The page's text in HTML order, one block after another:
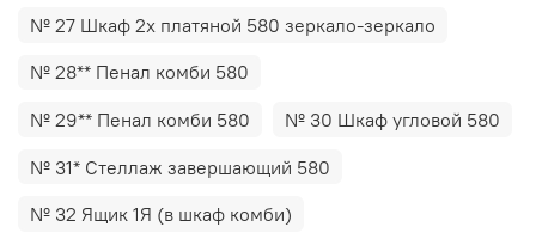
№ 27 Шкаф 2х платяной 580 зеркало-зеркало
№ 28** Пенал комби 580
№ 29** Пенал комби 580
№ 30 Шкаф угловой 580
№ 31* Стеллаж завершающий 580
№ 32 Ящик 1Я (в шкаф комби)